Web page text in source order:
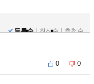
등록순
최신순 추천순
0 0